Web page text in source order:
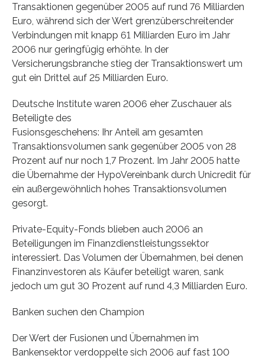
Transaktionen gegenüber 2005 auf rund 76 Milliarden
Euro, während sich der Wert grenzüberschreitender
Verbindungen mit knapp 61 Milliarden Euro im Jahr
2006 nur geringfügig erhöhte. In der
Versicherungsbranche stieg der Transaktionswert um
gut ein Drittel auf 25 Milliarden Euro.
Deutsche Institute waren 2006 eher Zuschauer als
Beteiligte des
Fusionsgeschehens: Ihr Anteil am gesamten
Transaktionsvolumen sank gegenüber 2005 von 28
Prozent auf nur noch 1,7 Prozent. Im Jahr 2005 hatte
die Übernahme der HypoVereinbank durch Unicredit für
ein außergewöhnlich hohes Transaktionsvolumen
gesorgt.
Private-Equity-Fonds blieben auch 2006 an
Beteiligungen im Finanzdienstleistungssektor
interessiert. Das Volumen der Übernahmen, bei denen
Finanzinvestoren als Käufer beteiligt waren, sank
jedoch um gut 30 Prozent auf rund 4,3 Milliarden Euro.
Banken suchen den Champion
Der Wert der Fusionen und Übernahmen im
Bankensektor verdoppelte sich 2006 auf fast 100